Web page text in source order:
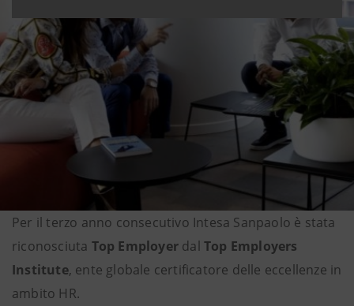
Per il terzo anno consecutivo Intesa Sanpaolo è stata
riconosciuta Top Employer dalTop Employers
Institute, ente globale certificatore delle eccellenze in
ambito HR.